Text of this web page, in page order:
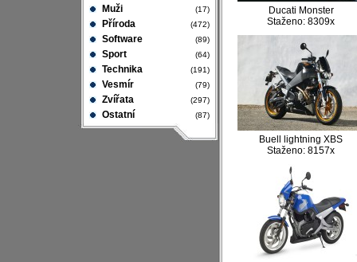
Muži (17)
Příroda (472)
Software (89)
Sport (64)
Technika (191)
Vesmír (79)
Zvířata (297)
Ostatní (87)
Ducati Monster
Staženo: 8309x
Buell lightning XBS
Staženo: 8157x